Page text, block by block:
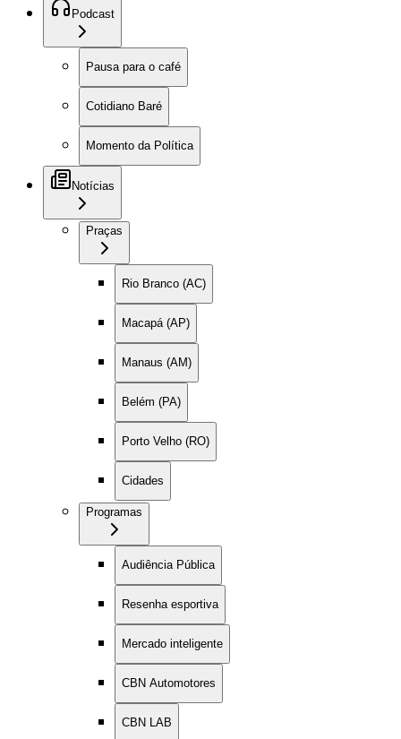
Podcast
Pausa para o café
Cotidiano Baré
Momento da Política
Notícias
Praças
Rio Branco (AC)
Macapá (AP)
Manaus (AM)
Belém (PA)
Porto Velho (RO)
Cidades
Programas
Audiência Pública
Resenha esportiva
Mercado inteligente
CBN Automotores
CBN LAB